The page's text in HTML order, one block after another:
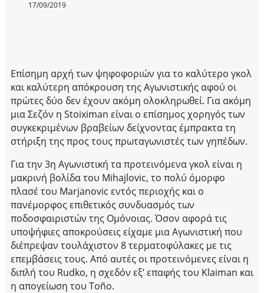
17/09/2019
Επίσημη αρχή των ψηφοφοριών για το καλύτερο γκολ
και καλύτερη απόκρουση της Αγωνιστικής αφού οι
πρώτες δύο δεν έχουν ακόμη ολοκληρωθεί. Για ακόμη
μια Σεζόν η Stoiximan είναι ο επίσημος χορηγός των
συγκεκριμένων βραβείων δείχνοντας έμπρακτα τη
στήριξη της προς τους πρωταγωνιστές των γηπέδων.
Για την 3η Αγωνιστική τα προτεινόμενα γκολ είναι η
μακρινή βολίδα του Mihajlovic, το πολύ όμορφο
πλασέ του Marjanovic εντός περιοχής και ο
πανέμορφος επιθετικός συνδυασμός των
ποδοσφαιριστών της Ομόνοιας. Όσον αφορά τις
υποψήφιες αποκρούσεις είχαμε μια Αγωνιστική που
διέπρεψαν τουλάχιστον 8 τερματοφύλακες με τις
επεμβάσεις τους. Από αυτές οι προτεινόμενες είναι η
διπλή του Rudko, η σχεδόν εξ’ επαφής του Klaiman και
η απογείωση του Toño.